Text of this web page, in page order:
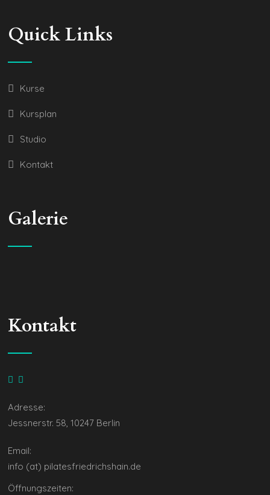
Quick Links
Kurse
Kursplan
Studio
Kontakt
Galerie
Kontakt
Adresse:
Jessnerstr. 58, 10247 Berlin
Email:
info (at) pilatesfriedrichshain.de
Öffnungszeiten: